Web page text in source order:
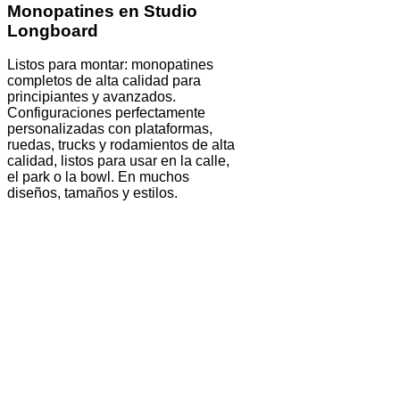
Monopatines en Studio
Longboard
Listos para montar: monopatines
completos de alta calidad para
principiantes y avanzados.
Configuraciones perfectamente
personalizadas con plataformas,
ruedas, trucks y rodamientos de alta
calidad, listos para usar en la calle,
el park o la bowl. En muchos
diseños, tamaños y estilos.